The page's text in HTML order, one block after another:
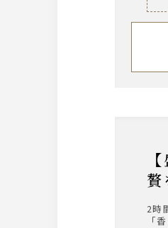
※
【盛夏(せいか)】＋2時間プレ
2時
「